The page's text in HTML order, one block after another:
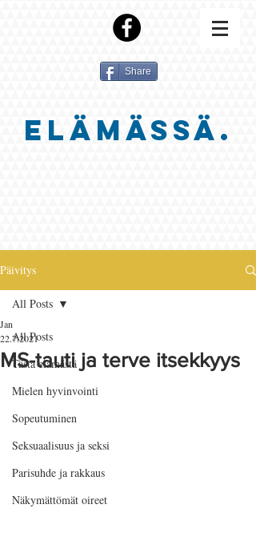
Share
ELÄMÄSSÄ.
Päivitys
All Posts
Tästä elämästä
Mielen hyvinvointi
Sopeutuminen
Seksuaalisuus ja seksi
Parisuhde ja rakkaus
Näkymättömät oireet
All Posts
MS-tauti ja terve itsekkyys
Jan
22.7.2021